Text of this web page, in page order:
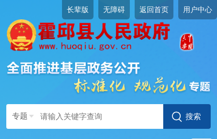
长辈版 无障碍 返回首页 用户中心
专题